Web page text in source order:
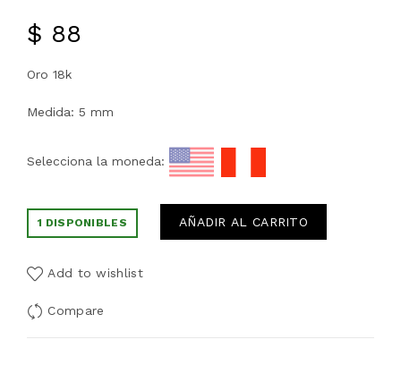
$ 88
Oro 18k
Medida: 5 mm
Selecciona la moneda:
1 DISPONIBLES AÑADIR AL CARRITO
Add to wishlist
Compare